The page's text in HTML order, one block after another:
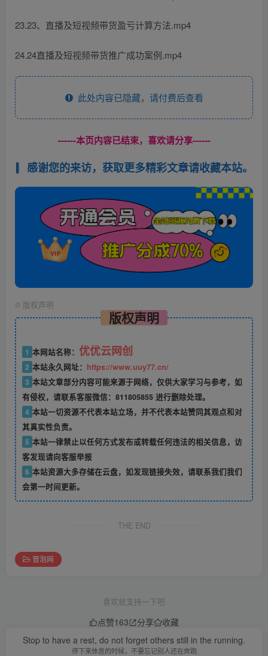
23.23、直播及短视频带货盈亏计算方法.mp4
24.24直播及短视频带货推广成功案例.mp4
此处内容已隐藏，请付费后查看
------本页内容已结束，喜欢请分享------
感谢您的来访，获取更多精彩文章请收藏本站。
© 版权声明
版权声明
1 本网站名称： 优优云网创
2 本站永久网址： https://www.uuy77.cn/
3 本站文章部分内容可能来源于网络，仅供大家学习与参考，如
有侵权，请联系客服微信：811805855 进行删除处理。
4 本站一切资源不代表本站立场，并不代表本站赞同其观点和对
其真实性负责。
5 本站一律禁止以任何方式发布或转载任何违法的相关信息，访
客发现请向客服举报
6 本站资源大多存储在云盘，如发现链接失效，请联系我们我们
会第一时间更新。
THE END
冒泡网
喜欢就支持一下吧
点赞163 分享
收藏
Stop to have a rest, do not forget others still in the running.
停下来休息的时候，不要忘记别人还在奔跑